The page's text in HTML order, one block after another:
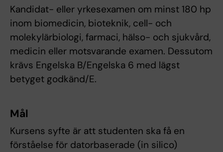
Kandidat- eller yrkesexamen om minst 180 hp
inom biomedicin, bioteknik, cell- och
molekylärbiologi, farmaci, hälso- och sjukvård,
medicin eller motsvarande examen. Dessutom
krävs Engelska B/Engelska 6 med lägst
betyget godkänd/E.
Mål
Kursens syfte är att studenten ska få en
förståelse för datorbaserade (in silico)